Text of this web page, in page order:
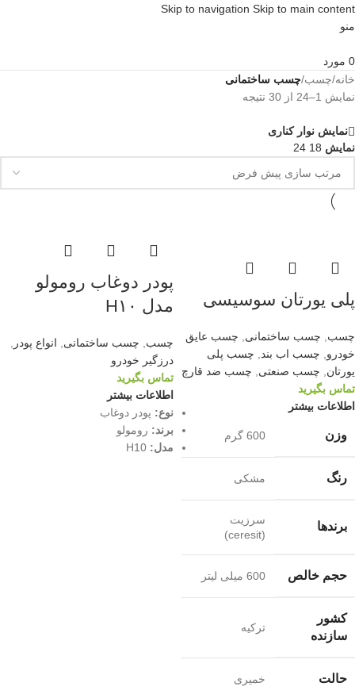
Skip to navigation Skip to main content
منو
0 مورد
خانه/چسب/چسب ساختمانی
نمایش 1–24 از 30 نتیجه
نمایش نوار کناری
نمایش 18
24
پلی یورتان سوسیسی
چسب چسب ساختمانی
چسب عایق
خودرو
چسب اب بند
چسب پلی
یورتان
چسب صنعتی
چسب ضد قارچ
تماس بگیرید
اطلاعات بیشتر
وزن 600 گرم
رنگ مشکی
برندها
سرزیت
(ceresit)
حجم خالص 600 میلی لیتر
کشور
سازنده
ترکیه
حالت خمیری
پودر دوغاب رومولو
مدل H۱۰
چسب چسب ساختمانی انواع پودر
درزگیر خودرو
تماس بگیرید
اطلاعات بیشتر
نوع: پودر دوغاب
برند: رومولو
مدل: